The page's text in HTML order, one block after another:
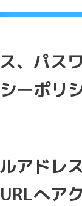
、パス
ーポリ
アドレ
へア